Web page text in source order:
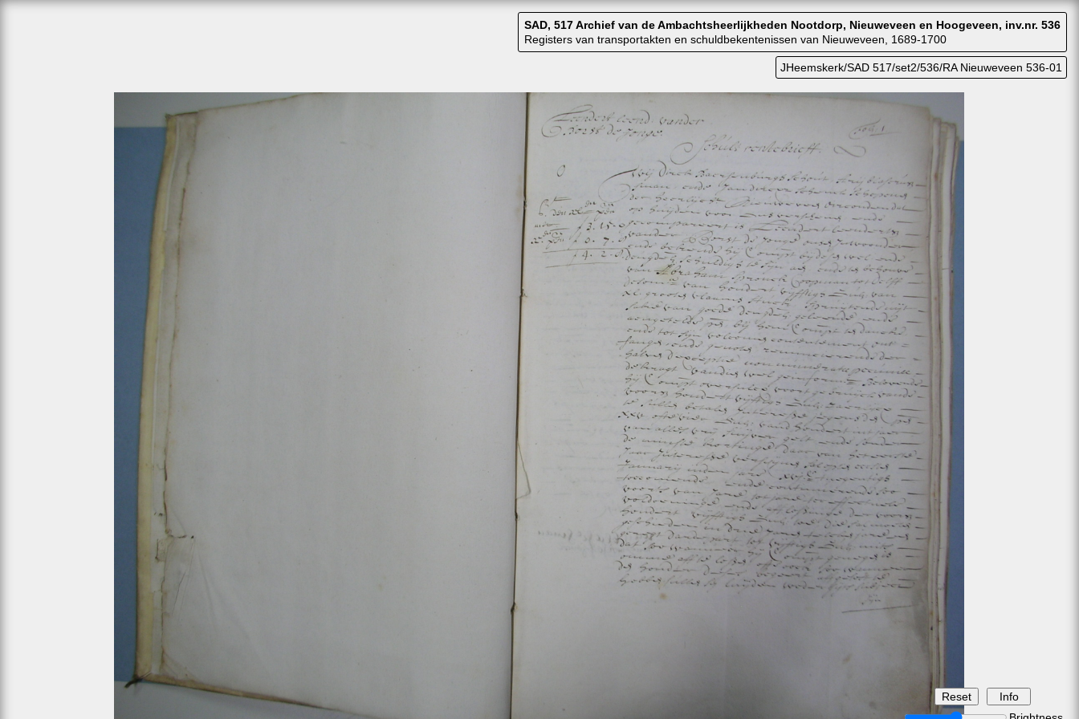
SAD, 517 Archief van de Ambachtsheerlijkheden Nootdorp, Nieuweveen en Hoogeveen, inv.nr. 536
Registers van transportakten en schuldbekentenissen van Nieuweveen, 1689-1700
JHeemskerk/SAD 517/set2/536/RA Nieuweveen 536-01